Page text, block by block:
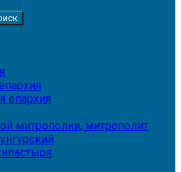
епархия
митрополии, митрополит